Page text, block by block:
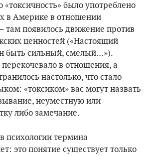
«токсичность» было употреблено
в Америке в отношении
там появилось движение против
ценностей («Настоящий
быть сильный, смелый…»).
в отношения, а
настолько, что стало
«токсиком» вас могут назвать
неуместную или
либо замечание.
психологии термина
это понятие существует только